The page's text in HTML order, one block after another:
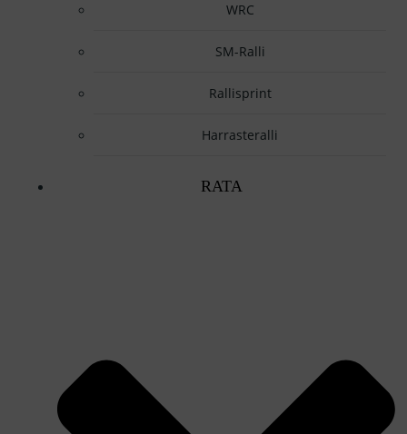
WRC
SM-Ralli
Rallisprint
Harrasteralli
RATA